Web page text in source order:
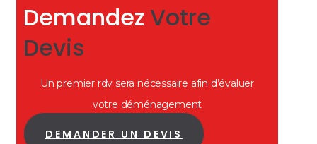
Demandez Votre
Devis
Un premier rdv sera nécessaire afin d’évaluer
votre déménagement
DEMANDER UN DEVIS